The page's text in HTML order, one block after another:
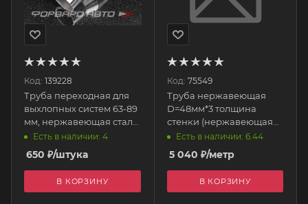
Код: 139228
Труба переходная для
выхлопных систем 63-89
мм, нержавеющая сталь
BJ63R89 EPMAN
Есть в наличии: 4
650 ₽/штука
В КОРЗИНУ
Код: 75549
Труба нержавеющая
D=48мм*3 толщина
стенки (нержавеющая
сталь 12Х18Н10Т)
Есть в наличии: 6.44
5 040 ₽/метр
В КОРЗИНУ